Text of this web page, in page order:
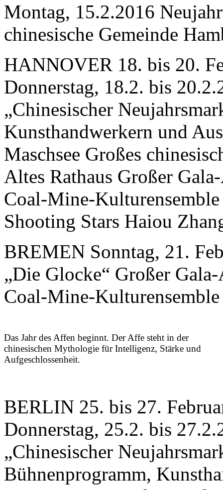
Montag, 15.2.2016
chinesische Gemeinde
HANNOVER 18. bis 20.
Donnerstag, 18.2. bis
„Chinesischer
Kunsthandwerkern und
Maschsee Großes
Altes Rathaus Großer
Coal-Mine-
Shooting Stars Haiou
BREMEN Sonntag, 21.
„Die Glocke“ Großer
Coal-Mine-Kulturensemble
Das Jahr des Affen beginnt. Der Affe steht in der
chinesischen Mythologie für Intelligenz, Stärke und
Aufgeschlossenheit.
BERLIN 25. bis 27.
Donnerstag, 25.2. bis
„Chinesischer
Bühnenprogramm,